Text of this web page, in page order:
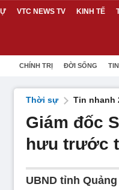
VTC NEWS TV KINH TẾ
CHÍNH TRỊ ĐỜI SỐNG
Thời sự Tin nhanh
Giám đốc
hưu trước
UBND tỉnh